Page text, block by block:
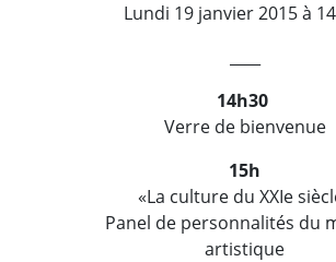
Lundi 19 janvier 2015 à
14h30
Verre de bienvenue
15h
«La culture du XXIe
Panel de personnalités du
artistique